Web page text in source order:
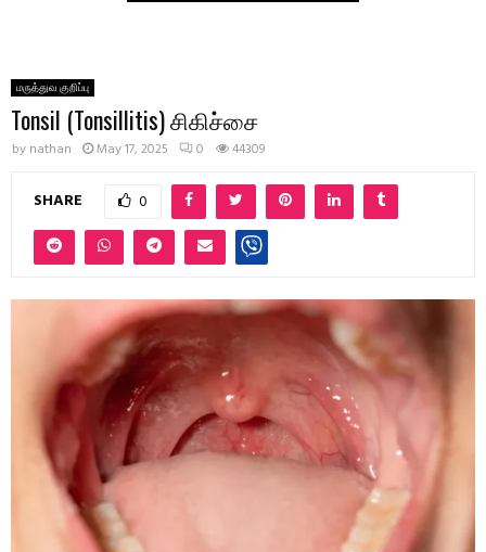
மருத்துவ குறிப்பு
Tonsil (Tonsillitis) சிகிச்சை
by nathan May 17, 2025 0 44309
SHARE 0